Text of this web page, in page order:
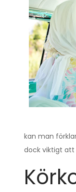
kan man
dock viktigt att